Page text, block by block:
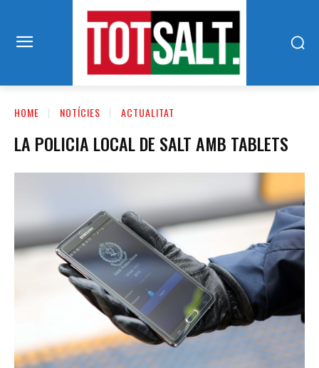
HOME NOTÍCIES ACTUALITAT
LA POLICIA LOCAL DE SALT AMB TABLETS